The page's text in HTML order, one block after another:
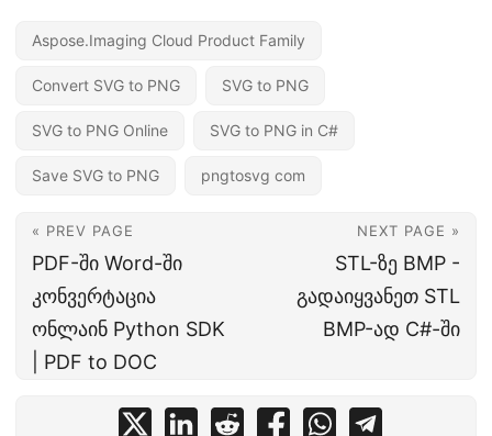
Aspose.Imaging Cloud Product Family
Convert SVG to PNG SVG to PNG
SVG to PNG Online SVG to PNG in C#
Save SVG to PNG pngtosvg com
« PREV PAGE
PDF-ში Word-ში
კონვერტაცია
ონლაინ Python SDK
| PDF to DOC
NEXT PAGE »
STL-ზე BMP -
გადაიყვანეთ STL
BMP-ად C#-ში